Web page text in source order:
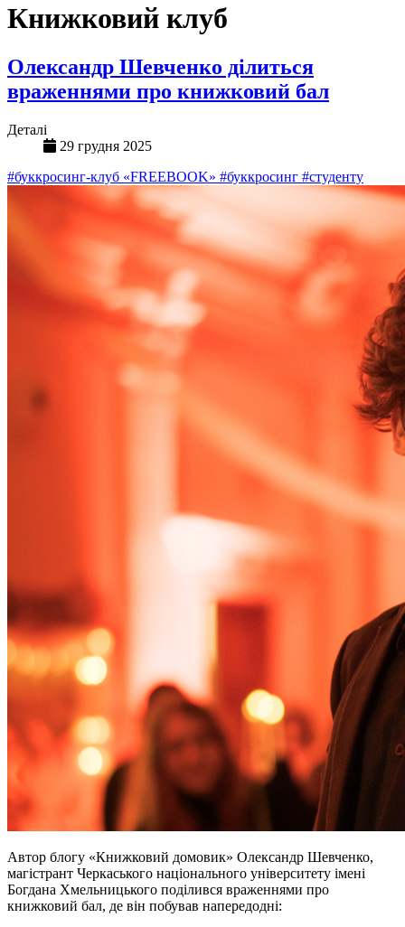
Книжковий клуб
Олександр Шевченко ділиться
враженнями про книжковий бал
Деталі
29 грудня 2025
#буккросинг-клуб «FREEBOOK» #буккросинг #студенту
Автор блогу «Книжковий домовик» Олександр Шевченко,
магістрант Черкаського національного університету імені
Богдана Хмельницького поділився враженнями про
книжковий бал, де він побував напередодні: